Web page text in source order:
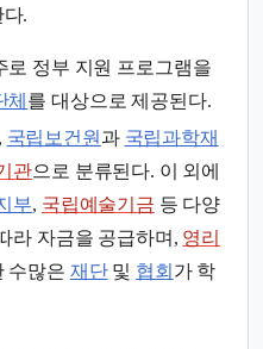
.
로 정부 지원 프로그램을
체 를 대상으로 제공된다.
국립보건원 과 국립과학재
관으로 분류된다. 이 외에
부, 국립예술기금 등 다양
라 자금을 공급하며, 영리
수많은 재단및 협회 가 학